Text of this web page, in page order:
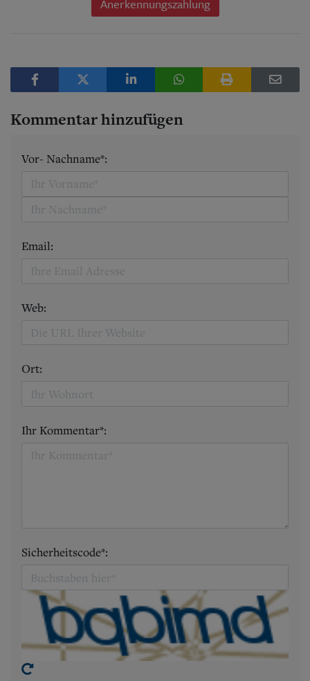
Anerkennungszahlung
Kommentar hinzufügen
Vor- Nachname*:
Email:
Web:
Ort:
Ihr Kommentar*:
Sicherheitscode*: